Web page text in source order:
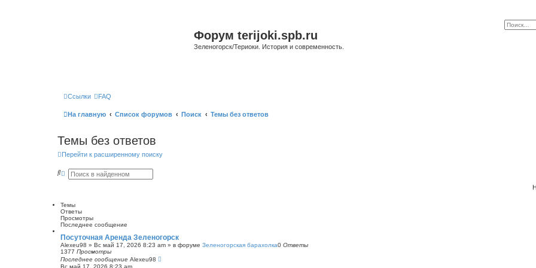
Форум terijoki.spb.ru
Зеленогорск/Териоки. История и современность.
Ссылки FAQ
На главную Список форумов Поиск Темы без ответов
Темы без ответов
Перейти к расширенному поиску
П Р
р
е
н
н
ы
й
п
о
и
Темы
Ответы
Просмотры
Последнее сообщение
Посуточная Аренда Зеленогорск
Alexeu98 » Вс май 17, 2026 8:23 am » в форуме Зеленогорская барахолка0 Ответы
1377 Просмотры
Последнее сообщение Alexeu98
Вс май 17, 2026 8:23 am